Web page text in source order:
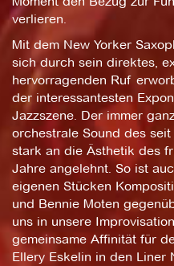
verlieren.
Mit dem New Yorker
sich durch sein direktes,
hervorragenden Ruf
der interessantesten
Jazzszene. Der immer
orchestrale Sound des
stark an die Ästhetik des
Jahre angelehnt. So ist
eigenen Stücken
und Bennie Moten
uns in unsere
gemeinsame Affinität für
Ellery Eskelin in den Liner